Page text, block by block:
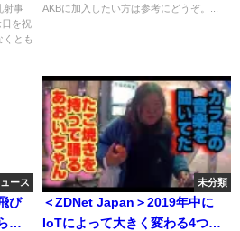
射事
を祝
くとも
AKBに加入したい方は参考にどうぞ。...
ース
び
れ
未分類
＜ZDNet Japan＞2019年中に
IoTによって大きく変わる4つの